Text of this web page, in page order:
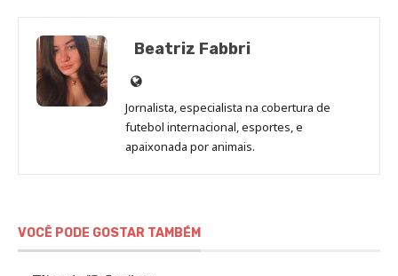
Beatriz Fabbri
Site
de
Beatriz
Fabbri
Jornalista, especialista na cobertura de
futebol internacional, esportes, e
apaixonada por animais.
VOCÊ PODE GOSTAR TAMBÉM